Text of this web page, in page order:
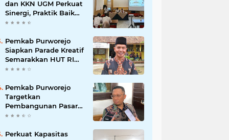
YouTube
dan KKN UGM Perkuat
Sinergi, Praktik Baik
Kecamatan Berdaya
Pemkab Purworejo
Siapkan Parade Kreatif
Semarakkan HUT RI
ke-81, Pendaftaran
Dibuka
Pemkab Purworejo
Targetkan
Pembangunan Pasar
Kutoarjo Dimulai 2027,
Kelayakan hingga
Perkuat Kapasitas